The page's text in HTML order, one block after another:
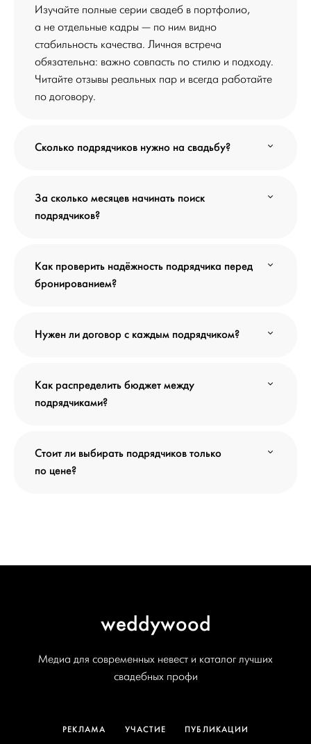
Изучайте полные серии свадеб в портфолио,
а не отдельные кадры — по ним видно
стабильность качества. Личная встреча
обязательна: важно совпасть по стилю и подходу.
Читайте отзывы реальных пар и всегда работайте
по договору.
Сколько подрядчиков нужно на свадьбу?
За сколько месяцев начинать поиск
подрядчиков?
Как проверить надёжность подрядчика перед
бронированием?
Нужен ли договор с каждым подрядчиком?
Как распределить бюджет между
подрядчиками?
Стоит ли выбирать подрядчиков только
по цене?
weddywood
Медиа для современных невест и каталог лучших
свадебных профи
РЕКЛАМА УЧАСТИЕ ПУБЛИКАЦИИ